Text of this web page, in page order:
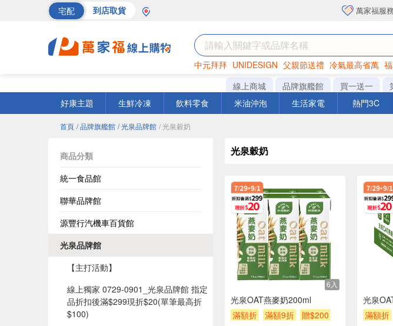
宅配 到店取貨 萬家福服務
中元拜拜 UNIDESIGN 父親節送禮 冷氣最高省萬
罐頭 海苔 洋芋片
線上商城 品牌旗艦館 買一送一
好康主題
生鮮冷凍 飲料零食 米油沖泡 生活家電 熱門3C
首頁 / 品牌旗艦館 / 光泉品牌館 / 光泉穀奶
商品分類
統一食品館
聯華品牌館
源豐行汽機車百貨館
光泉品牌館
【主打活動】
線上獨家 0729-0901_光泉品牌館 指定
品折扣後滿$299現折$20(單筆最高折
$100)​
光泉穀奶
6入
光泉OAT燕麥奶200ml
滿額折
滿額9折 贈$200
光泉
滿額折